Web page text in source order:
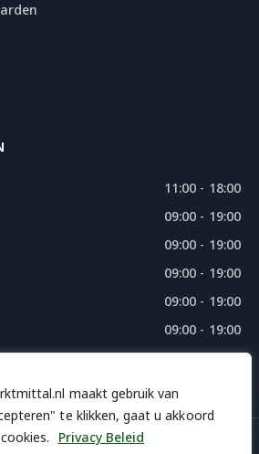
maakt gebruik van
te klikken, gaat u akkoord
Privacy Beleid
11:00 - 18:00
09:00 - 19:00
09:00 - 19:00
09:00 - 19:00
09:00 - 19:00
09:00 - 19:00
09:00 - 18:00
- ALL RIGHTS RESERVED